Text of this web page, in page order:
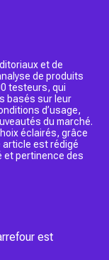
et de
de produits
testeurs, qui
basés sur leur
d’usage,
du marché.
éclairés, grâce
est rédigé
et pertinence des
est